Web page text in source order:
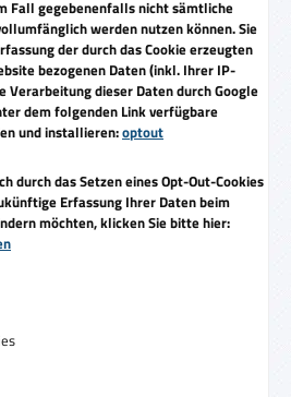
Fall gegebenenfalls nicht sämtliche
werden nutzen können. Sie
der durch das Cookie erzeugten
bezogenen Daten (inkl. Ihrer IP-
Verarbeitung dieser Daten durch Google
dem folgenden Link verfügbare
und installieren:optout
durch das Setzen eines Opt-Out-Cookies
Erfassung Ihrer Daten beim
möchten, klicken Sie bitte hier: